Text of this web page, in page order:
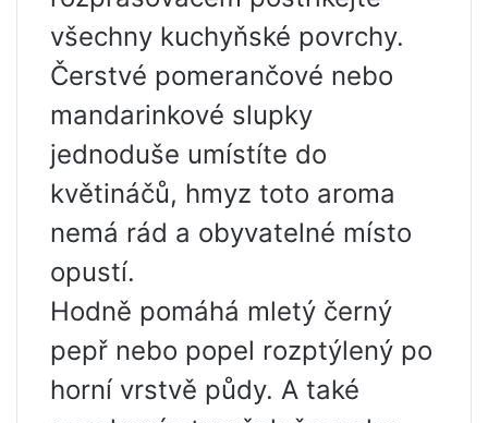
všechny kuchyňské povrchy.
Čerstvé pomerančové nebo
mandarinkové slupky
jednoduše umístíte do
květináčů, hmyz toto aroma
nemá rád a obyvatelné místo
opustí.
Hodně pomáhá mletý černý
pepř nebo popel rozptýlený po
horní vrstvě půdy. A také